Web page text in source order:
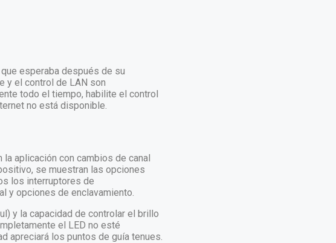
esperaba después de su
y el control de LAN son
todo el tiempo, habilite el control
no está disponible.
aplicación con cambios de canal
se muestran las opciones
los interruptores de
y opciones de enclavamiento.
y la capacidad de controlar el brillo
el LED no esté
apreciará los puntos de guía tenues.